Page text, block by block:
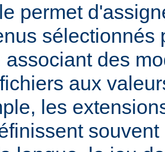
permet
sélectionnés
associant des
aux
les